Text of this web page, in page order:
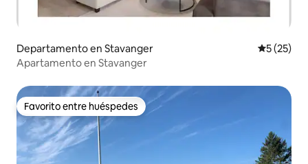
Departamento en Stavanger
5 (25)
Apartamento en Stavanger
Favorito entre huéspedes
Favorito entre huéspedes